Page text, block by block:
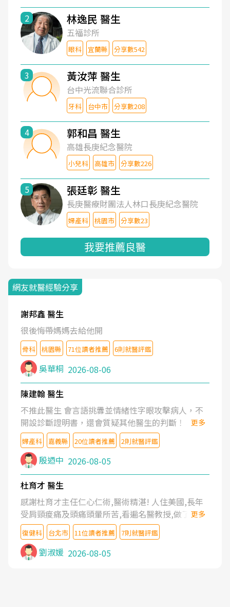
2 林逸民 醫生
五福診所
眼科 宜蘭縣 分享數542
3 黃汝萍 醫生
台中光流聯合診所
牙科 台中市 分享數208
4 郭和昌 醫生
高雄長庚紀念醫院
小兒科 高雄市 分享數226
5 張廷彰 醫生
長庚醫療財團法人林口長庚紀念醫院
婦產科 桃園市 分享數23
我要推薦良醫
網友就醫經驗分享
謝邦鑫 醫生
很後悔帶媽媽去給他開
骨科 桃園縣 71位讀者推薦 6則就醫評鑑
吳華桐 2026-08-06
陳建翰 醫生
不推此醫生 會言語挑釁並情緒性字眼攻擊病人，不
開設診斷證明書，還會質疑其他醫生的判斷！
更多
婦產科 嘉義縣 20位讀者推薦 2則就醫評鑑
殷迺中 2026-08-05
杜育才 醫生
感謝杜育才主任仁心仁術,醫術精湛! 人住美國,長年
受肩頸痠痛及頭痛頭暈所苦,看遍名醫教授,做了各種
檢查,也嘗試過西醫打針,中醫針灸及物理徒手治療都
沒有用,後來連吃到嗎啡類止痛藥都效果有限,只是壓
症狀,沒多久就痛起來,多年失眠嚴重影響生活品質.
台灣親友介紹忠孝醫院杜育才主任是頸頭症候群專
更多
復健科 台北市 11位讀者推薦 7則就醫評鑑
劉淑媛 2026-08-05